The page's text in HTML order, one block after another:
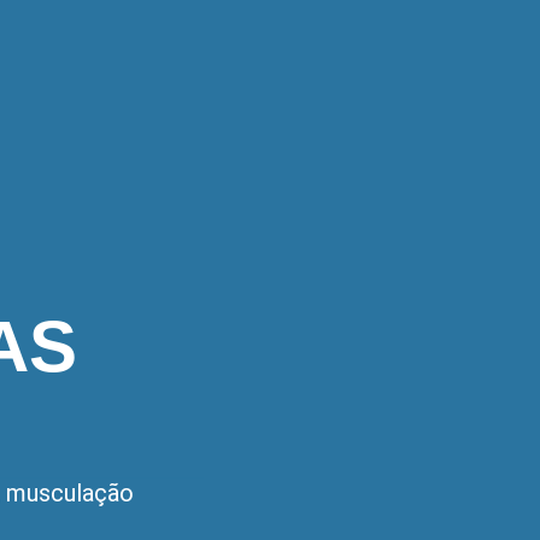
musculação